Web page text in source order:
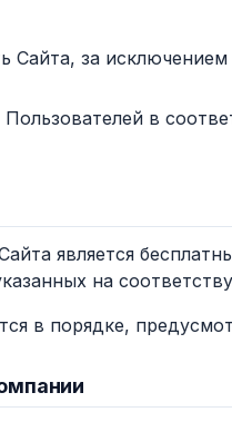
Сайта, за
в
является
на
в порядке,